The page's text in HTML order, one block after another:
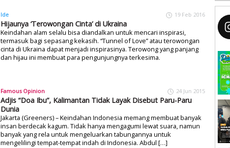
Ide 19 Feb 2016
Hijaunya ‘Terowongan Cinta’ di Ukraina
Keindahan alam selalu bisa diandalkan untuk mencari inspirasi,
termasuk bagi sepasang kekasih. “Tunnel of Love” atau terowongan
cinta di Ukraina dapat menjadi inspirasinya. Terowong yang panjang
dan hijau ini membuat para pengunjungnya terkesima.
Famous Opinion 24 Jun 2015
Adjis “Doa Ibu”, Kalimantan Tidak Layak Disebut Paru-Paru
Dunia
Jakarta (Greeners) – Keindahan Indonesia memang membuat banyak
insan berdecak kagum. Tidak hanya mengagumi lewat suara, namun
banyak yang rela untuk mengeluarkan tabungannya untuk
mengelilingi tempat-tempat indah di Indonesia. Abdul […]